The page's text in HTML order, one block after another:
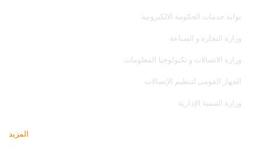
بوابة خدمات الحكومة الالكترونية
وزارة التجارة و الصناعة
وزارة الاتصالات و تكنولوجيا المعلومات
الجهاز القومى لتنظيم الإتصالات
وزارة التنمية الإدارية
المزيد